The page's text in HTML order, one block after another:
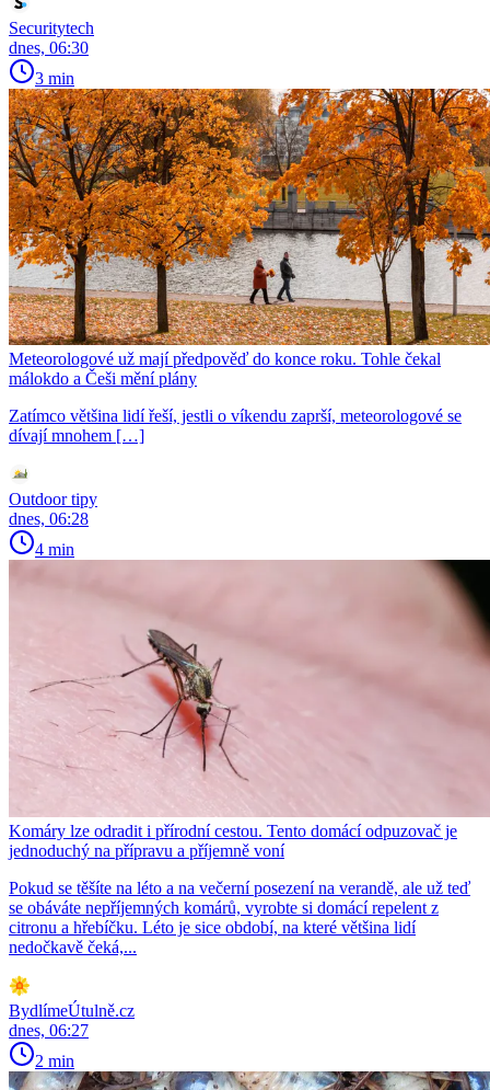
Securitytech
dnes, 06:30
3 min
Meteorologové už mají předpověď do konce roku. Tohle čekal
málokdo a Češi mění plány
Zatímco většina lidí řeší, jestli o víkendu zaprší, meteorologové se
dívají mnohem […]
Outdoor tipy
dnes, 06:28
4 min
Komáry lze odradit i přírodní cestou. Tento domácí odpuzovač je
jednoduchý na přípravu a příjemně voní
Pokud se těšíte na léto a na večerní posezení na verandě, ale už teď
se obáváte nepříjemných komárů, vyrobte si domácí repelent z
citronu a hřebíčku. Léto je sice období, na které většina lidí
nedočkavě čeká,...
BydlímeÚtulně.cz
dnes, 06:27
2 min